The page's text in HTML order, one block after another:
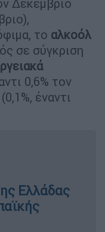
Δεκέμβριο
το αλκοόλ
σε σύγκριση
0,6% τον
έναντι
Ελλάδας